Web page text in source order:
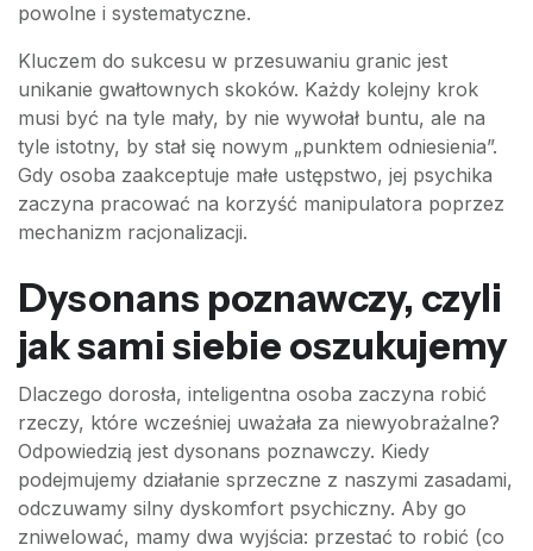
powolne i systematyczne.
Kluczem do sukcesu w przesuwaniu granic jest
unikanie gwałtownych skoków. Każdy kolejny krok
musi być na tyle mały, by nie wywołał buntu, ale na
tyle istotny, by stał się nowym „punktem odniesienia”.
Gdy osoba zaakceptuje małe ustępstwo, jej psychika
zaczyna pracować na korzyść manipulatora poprzez
mechanizm racjonalizacji.
Dysonans poznawczy, czyli
jak sami siebie oszukujemy
Dlaczego dorosła, inteligentna osoba zaczyna robić
rzeczy, które wcześniej uważała za niewyobrażalne?
Odpowiedzią jest dysonans poznawczy. Kiedy
podejmujemy działanie sprzeczne z naszymi zasadami,
odczuwamy silny dyskomfort psychiczny. Aby go
zniwelować, mamy dwa wyjścia: przestać to robić (co